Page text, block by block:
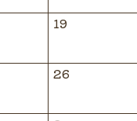
19
26